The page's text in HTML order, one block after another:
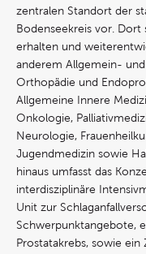
zentralen Standort der
Bodenseekreis vor.
erhalten und
anderem Allgemein-
Orthopädie und
Allgemeine Innere
Onkologie,
Neurologie,
Jugendmedizin sowie
hinaus umfasst das
interdisziplinäre
Unit zur
Schwerpunktangebote,
Prostatakrebs, sowie